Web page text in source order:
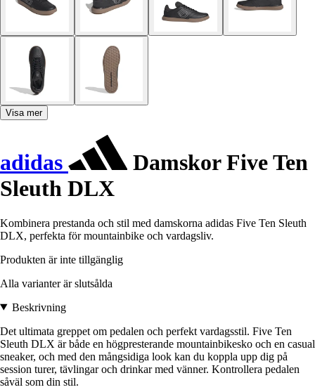
Visa mer
adidas
Damskor Five Ten
Sleuth DLX
Kombinera prestanda och stil med damskorna adidas Five Ten Sleuth
DLX, perfekta för mountainbike och vardagsliv.
Produkten är inte tillgänglig
Alla varianter är slutsålda
Beskrivning
Det ultimata greppet om pedalen och perfekt vardagsstil. Five Ten
Sleuth DLX är både en högpresterande mountainbikesko och en casual
sneaker, och med den mångsidiga look kan du koppla upp dig på
session turer, tävlingar och drinkar med vänner. Kontrollera pedalen
såväl som din stil.